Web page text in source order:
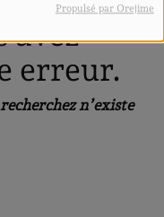
Propulsé par Orejime
avez
erreur.
n’existe